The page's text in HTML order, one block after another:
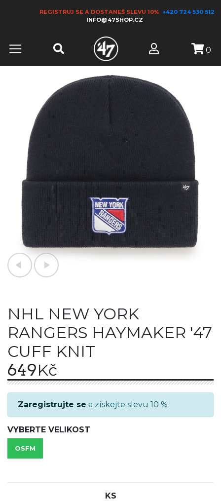
REGISTRUJ SE A DOSTANEŠ SLEVU 10% +420 724 530 512
INFO@47SHOP.CZ
0
NHL NEW YORK
RANGERS HAYMAKER '47
CUFF KNIT
649Kč
Zaregistrujte se a získejte slevu 10 %
VYBERTE VELIKOST
OSFM
KS